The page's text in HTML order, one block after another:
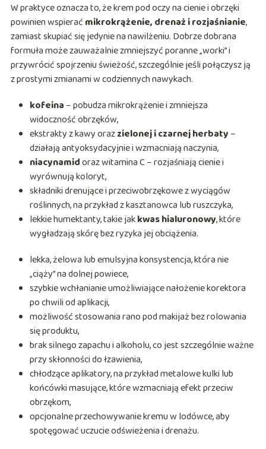
W praktyce oznacza to, że krem pod oczy na cienie i obrzęki
powinien wspierać mikrokrążenie, drenaż i rozjaśnianie,
zamiast skupiać się jedynie na nawilżeniu. Dobrze dobrana
formuła może zauważalnie zmniejszyć poranne „worki” i
przywrócić spojrzeniu świeżość, szczególnie jeśli połączysz ją
z prostymi zmianami w codziennych nawykach.
kofeina – pobudza mikrokrążenie i zmniejsza
widoczność obrzęków,
ekstrakty z kawy orazzielonej i czarnej herbaty –
działają antyoksydacyjnie i wzmacniają naczynia,
niacynamidoraz witamina C – rozjaśniają cienie i
wyrównują koloryt,
składniki drenujące i przeciwobrzękowe z wyciągów
roślinnych, na przykład z kasztanowca lub ruszczyka,
lekkie humektanty, takie jakkwas hialuronowy, które
wygładzają skórę bez ryzyka jej obciążenia.
lekka, żelowa lub emulsyjna konsystencja, która nie
„ciąży” na dolnej powiece,
szybkie wchłanianie umożliwiające nałożenie korektora
po chwili od aplikacji,
możliwość stosowania rano pod makijaż bez rolowania
się produktu,
brak silnego zapachu i alkoholu, co jest szczególnie ważne
przy skłonności do łzawienia,
chłodzące aplikatory, na przykład metalowe kulki lub
końcówki masujące, które wzmacniają efekt przeciw
obrzękom,
opcjonalne przechowywanie kremu w lodówce, aby
spotęgować uczucie odświeżenia i drenażu.